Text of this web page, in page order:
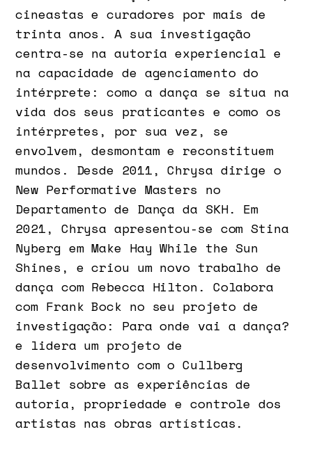
cineastas e curadores por mais de
trinta anos. A sua investigação
centra-se na autoria experiencial e
na capacidade de agenciamento do
intérprete: como a dança se situa na
vida dos seus praticantes e como os
intérpretes, por sua vez, se
envolvem, desmontam e reconstituem
mundos. Desde 2011, Chrysa dirige o
New Performative Masters no
Departamento de Dança da SKH. Em
2021, Chrysa apresentou-se com Stina
Nyberg em Make Hay While the Sun
Shines, e criou um novo trabalho de
dança com Rebecca Hilton. Colabora
com Frank Bock no seu projeto de
investigação: Para onde vai a dança?
e lidera um projeto de
desenvolvimento com o Cullberg
Ballet sobre as experiências de
autoria, propriedade e controle dos
artistas nas obras artísticas.